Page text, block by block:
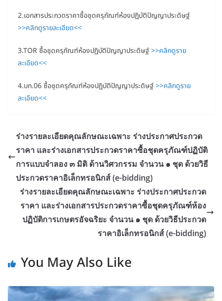
2.เอกสารประกวดราคาซื้อชุดครุภัณฑ์ห้องปฏิบัติปัญญาประดิษฐ์
>>คลิกดูรายละเอียด<<
3.TOR ซื้อชุดครุภัณฑ์ห้องปฏิบัติปัญญาประดิษฐ์>>คลิกดูราย
ละเอียด<<
4.บก.06 ซื้อชุดครุภัณฑ์ห้องปฏิบัติปัญญาประดิษฐ์>>คลิกดูราย
ละเอียด<<
ร่างรายละเอียดคุณลักษณะเฉพาะ ร่างประกาศประกวด
ราคา และร่างเอกสารประกวดราคาซื้อชุดครุภัณฑ์ปฏิบัติ
การแบบจำลอง ๓ มิติ ด้านวิศวกรรม จำนวน ๑ ชุด ด้วยวิธี
ประกวดราคาอิเล็กทรอนิกส์ (e-bidding)
ร่างรายละเอียดคุณลักษณะเฉพาะ ร่างประกาศประกวด
ราคา และร่างเอกสารประกวดราคาซื้อชุดครุภัณฑ์ห้อง
ปฏิบัติการเกษตรอัจฉริยะ จำนวน ๑ ชุด ด้วยวิธีประกวด
ราคาอิเล็กทรอนิกส์ (e-bidding)
You May Also Like